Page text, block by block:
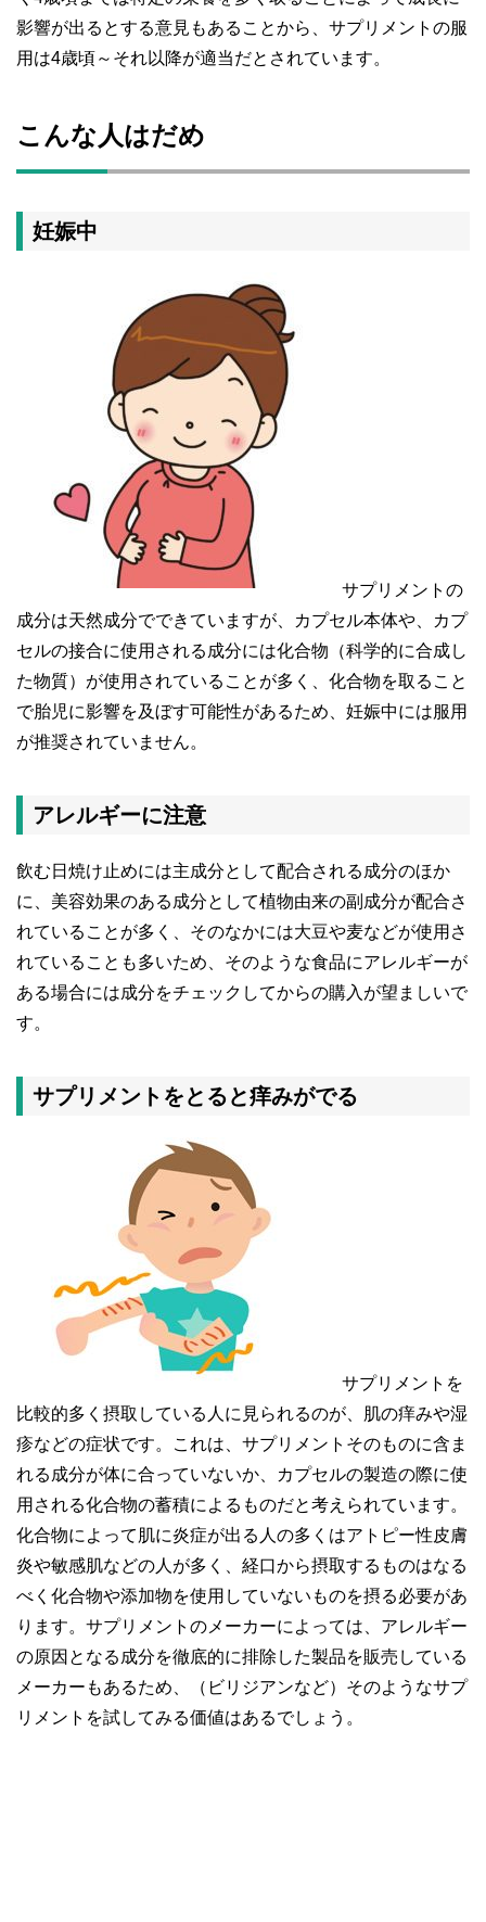
影響が出るとする意見もあることから、サプリメントの服
用は4歳頃～それ以降が適当だとされています。
こんな人はだめ
妊娠中
サプリメントの
成分は天然成分でできていますが、カプセル本体や、カプ
セルの接合に使用される成分には化合物（科学的に合成し
た物質）が使用されていることが多く、化合物を取ること
で胎児に影響を及ぼす可能性があるため、妊娠中には服用
が推奨されていません。
アレルギーに注意
飲む日焼け止めには主成分として配合される成分のほか
に、美容効果のある成分として植物由来の副成分が配合さ
れていることが多く、そのなかには大豆や麦などが使用さ
れていることも多いため、そのような食品にアレルギーが
ある場合には成分をチェックしてからの購入が望ましいで
す。
サプリメントをとると痒みがでる
サプリメントを
比較的多く摂取している人に見られるのが、肌の痒みや湿
疹などの症状です。これは、サプリメントそのものに含ま
れる成分が体に合っていないか、カプセルの製造の際に使
用される化合物の蓄積によるものだと考えられています。
化合物によって肌に炎症が出る人の多くはアトピー性皮膚
炎や敏感肌などの人が多く、経口から摂取するものはなる
べく化合物や添加物を使用していないものを摂る必要があ
ります。サプリメントのメーカーによっては、アレルギー
の原因となる成分を徹底的に排除した製品を販売している
メーカーもあるため、（ビリジアンなど）そのようなサプ
リメントを試してみる価値はあるでしょう。